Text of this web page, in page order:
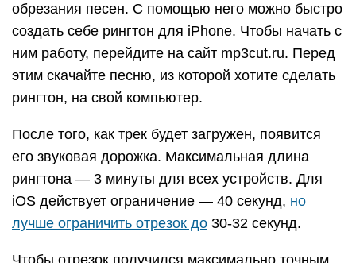
обрезания песен. С помощью него можно быстро
создать себе рингтон для iPhone. Чтобы начать с
ним работу, перейдите на сайт mp3cut.ru. Перед
этим скачайте песню, из которой хотите сделать
рингтон, на свой компьютер.
После того, как трек будет загружен, появится
его звуковая дорожка. Максимальная длина
рингтона — 3 минуты для всех устройств. Для
iOS действует ограничение — 40 секунд, но
лучше ограничить отрезок до 30-32 секунд.
Чтобы отрезок получился максимально точным,